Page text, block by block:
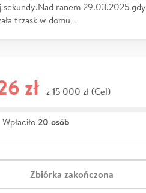
sekundy.Nad ranem 29.03.2025 gdy
trzask w domu…
zł z 15 000 zł (Cel)
Wpłaciło 20 osób
Zbiórka zakończona